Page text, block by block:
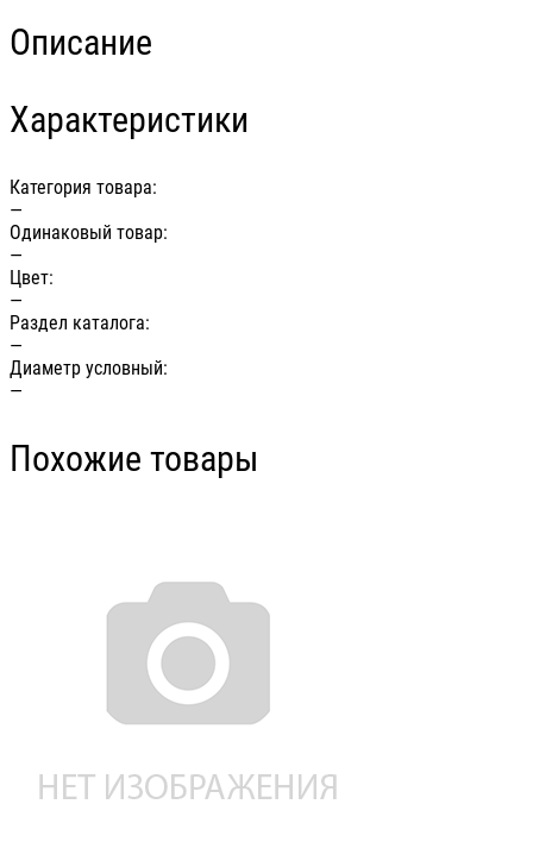
Описание
Характеристики
Категория товара:
—
Одинаковый товар:
—
Цвет:
—
Раздел каталога:
—
Диаметр условный:
—
Похожие товары